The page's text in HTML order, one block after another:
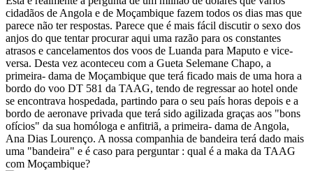
cidadãos de Angola e de Moçambique fazem todos os dias mas que
parece não ter respostas. Parece que é mais fácil discutir o sexo dos
anjos do que tentar procurar aqui uma razão para os constantes
atrasos e cancelamentos dos voos de Luanda para Maputo e vice-
versa. Desta vez aconteceu com a Gueta Selemane Chapo, a
primeira- dama de Moçambique que terá ficado mais de uma hora a
bordo do voo DT 581 da TAAG, tendo de regressar ao hotel onde
se encontrava hospedada, partindo para o seu país horas depois e a
bordo de aeronave privada que terá sido agilizada graças aos "bons
ofícios" da sua homóloga e anfitriã, a primeira- dama de Angola,
Ana Dias Lourenço. A nossa companhia de bandeira terá dado mais
uma "bandeira" e é caso para perguntar : qual é a maka da TAAG
com Moçambique?